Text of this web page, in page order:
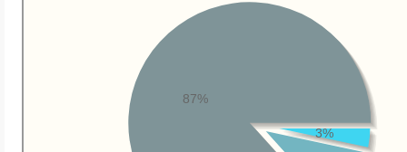
3%
87%